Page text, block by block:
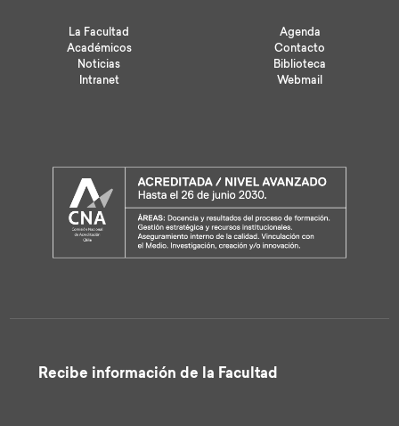
La Facultad
Académicos
Noticias
Intranet
Agenda
Contacto
Biblioteca
Webmail
Recibe información de la Facultad